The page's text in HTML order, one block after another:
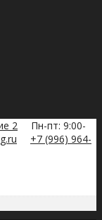
2
Пн-пт: 9:00-
+7 (996) 964-